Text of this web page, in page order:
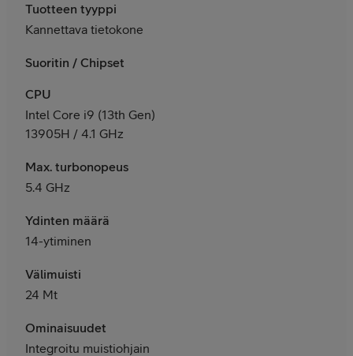
Tuotteen tyyppi
Kannettava tietokone
Suoritin / Chipset
CPU
Intel Core i9 (13th Gen)
13905H / 4.1 GHz
Max. turbonopeus
5.4 GHz
Ydinten määrä
14-ytiminen
Välimuisti
24 Mt
Ominaisuudet
Integroitu muistiohjain